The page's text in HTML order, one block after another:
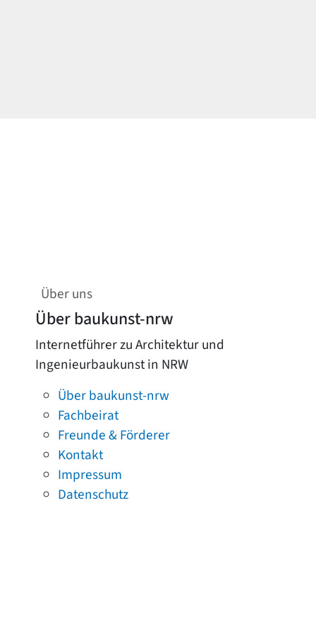
Über uns
Über baukunst-nrw
Internetführer zu Architektur und
Ingenieurbaukunst in NRW
Über baukunst-nrw
Fachbeirat
Freunde & Förderer
Kontakt
Impressum
Datenschutz